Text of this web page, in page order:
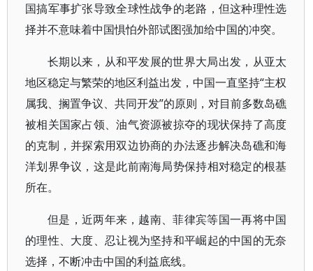
国搞军事扩张导致全球性战争的老路，但这种理性选
择并不意味着中国惧怕外部试图强加给中国的冲突。
长期以来，从和平发展的世界大局出发，从亚太
地区稳定与繁荣的地区利益出发，中国一直坚持“主权
属我、搁置争议、共同开发”的原则，对目前多数岛礁
被相关国家占领、油气资源被掠夺的现状保持了高度
的克制，并探索用双边协商的办法逐步解决岛礁和海
洋划界争议，这是此前南海局势保持相对稳定的根基
所在。
但是，近两年来，越南、菲律宾等国一再将中国
的理性、大度、忍让视为坚持和平崛起的中国的无奈
选择，不断冲击中国的利益底线。